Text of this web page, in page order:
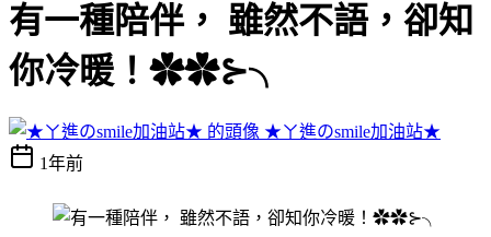
有一種陪伴， 雖然不語，卻知
你冷暖！✿✿⊱╮
★ㄚ進のsmile加油站★
1年前